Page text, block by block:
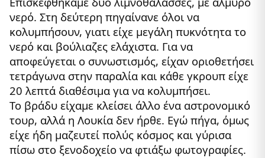
νερό. Στη δεύτερη πηγαίνανε όλοι να
κολυμπήσουν, γιατι είχε μεγάλη πυκνότητα το
νερό και βούλιαζες ελάχιστα. Για να
αποφεύγεται ο συνωστισμός, είχαν οριοθετήσει
τετράγωνα στην παραλία και κάθε γκρουπ είχε
20 λεπτά διαθέσιμα για να κολυμπήσει.
Το βράδυ είχαμε κλείσει άλλο ένα αστρονομικό
τουρ, αλλά η Λουκία δεν ήρθε. Εγώ πήγα, όμως
είχε ήδη μαζευτεί πολύς κόσμος και γύρισα
πίσω στο ξενοδοχείο να φτιάξω φωτογραφίες.